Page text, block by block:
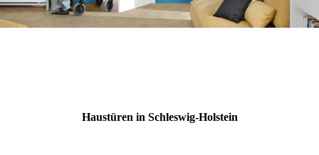
Haustüren in Schleswig-Holstein